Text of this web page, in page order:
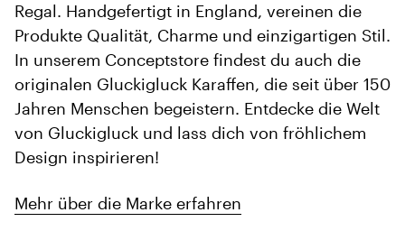
Regal. Handgefertigt in England, vereinen die
Produkte Qualität, Charme und einzigartigen Stil.
In unserem Conceptstore findest du auch die
originalen Gluckigluck Karaffen, die seit über 150
Jahren Menschen begeistern. Entdecke die Welt
von Gluckigluck und lass dich von fröhlichem
Design inspirieren!
Mehr über die Marke erfahren